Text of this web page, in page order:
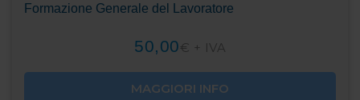
Formazione Generale del Lavoratore
50,00€ + IVA
MAGGIORI INFO